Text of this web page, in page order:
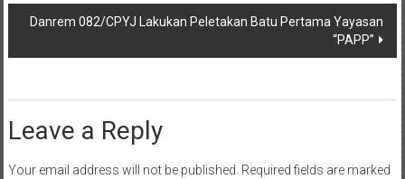
Danrem 082/CPYJ Lakukan Peletakan Batu Pertama Yayasan
“PAPP”
Leave a Reply
Your email address will not be published. Required fields are marked